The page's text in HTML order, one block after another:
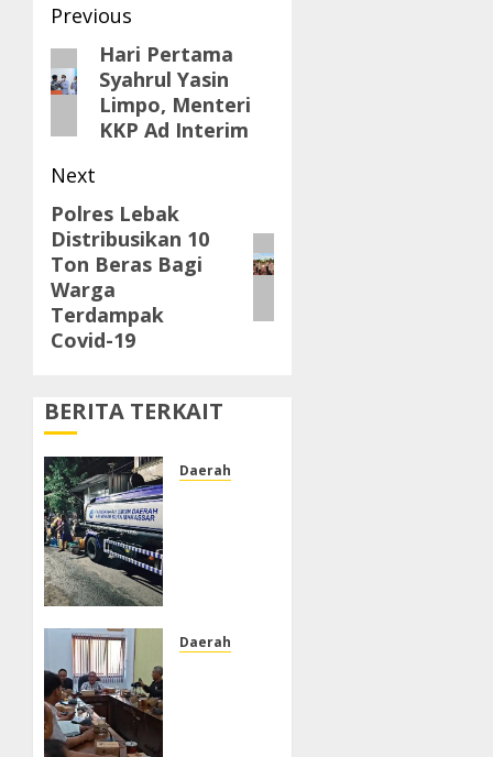
Post
navigation
Previous
Previous
post:
Hari Pertama
Syahrul Yasin
Limpo, Menteri
KKP Ad Interim
Next
Next
post:
Polres Lebak
Distribusikan 10
Ton Beras Bagi
Warga
Terdampak
Covid-19
BERITA TERKAIT
Daerah
Tengku
Daerah